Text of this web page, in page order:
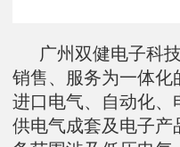
广州双健电子科技
销售、服务为一体
进口电气、自动化
供电气成套及电子